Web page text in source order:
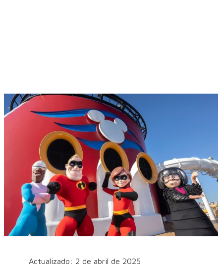
Actualizado: 2 de abril de 2025